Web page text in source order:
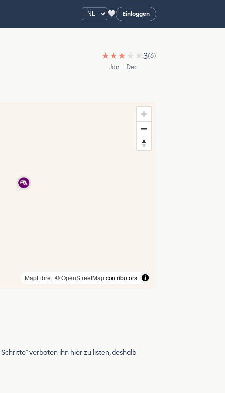
♥ Einloggen
★ ★ ★ ★ ★3(6)
Jan – Dec
MapLibre | ©OpenStreetMapcontributors
verboten ihn hier zu listen, deshalb